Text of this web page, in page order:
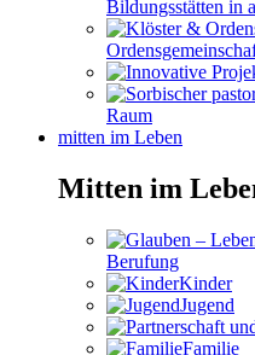
Bildungsstätten in
Raum
mitten im Leben
Mitten im
Berufung
Kinder
Jugend
Familie